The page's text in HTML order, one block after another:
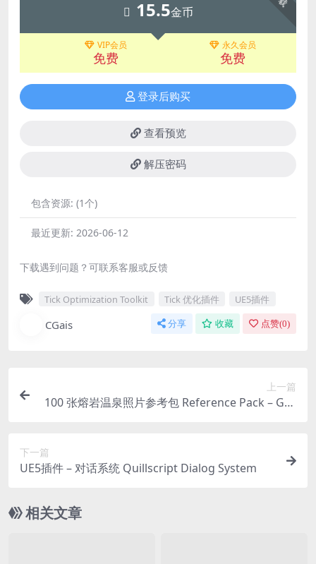
15.5金币
VIP会员
免费
永久会员
免费
登录后购买
查看预览
解压密码
包含资源: (1个)
最近更新: 2026-06-12
下载遇到问题？可联系客服或反馈
Tick Optimization Toolkit Tick 优化插件 UE5插件
CGais 分享 收藏 点赞(0)
上一篇
100 张熔岩温泉照片参考包 Reference Pack – Gey
下一篇
UE5插件 – 对话系统 Quillscript Dialog System
相关文章